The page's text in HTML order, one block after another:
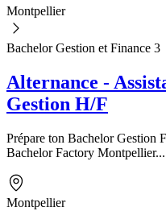
Montpellier
Bachelor Gestion et Finance 3
Alternance -
Gestion H/F
Prépare ton Bachelor Gestion
Bachelor Factory Montpellier...
Montpellier